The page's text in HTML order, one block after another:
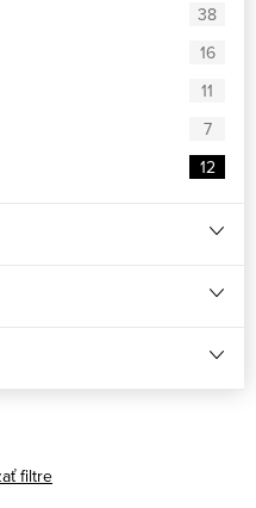
38
16
11
7
12
filtre